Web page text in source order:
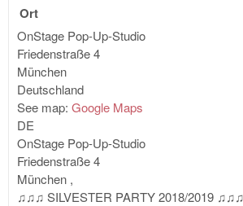
Ort
OnStage Pop-Up-Studio
Friedenstraße 4
München
Deutschland
See map: Google Maps
DE
OnStage Pop-Up-Studio
Friedenstraße 4
München ,
♫♫♫ SILVESTER PARTY 2018/2019 ♫♫♫